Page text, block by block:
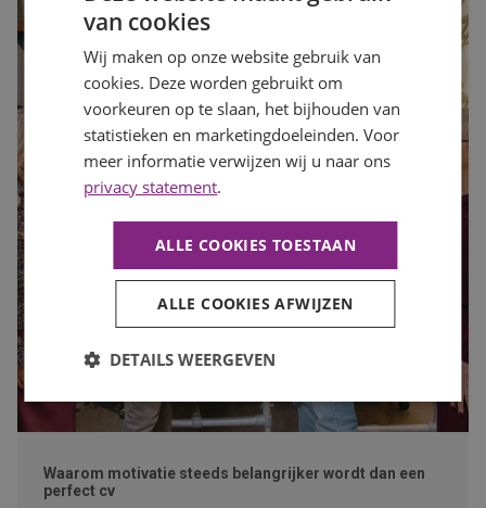
Waarom motivatie steeds belangrijker wordt dan een
perfect cv
van cookies
Wij maken op onze website gebruik van
cookies. Deze worden gebruikt om
voorkeuren op te slaan, het bijhouden van
statistieken en marketingdoeleinden. Voor
meer informatie verwijzen wij u naar ons
privacy statement.
ALLE COOKIES TOESTAAN
ALLE COOKIES AFWIJZEN
DETAILS WEERGEVEN